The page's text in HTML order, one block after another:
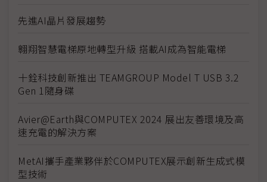
先進AI晶片發展趨勢
翱翔智慧電梯原地轉型升級 搭載AI成為智能電梯
十銓科技創新推出 TEAMGROUP Model T USB 3.2
Gen 1隨身碟
Avier@Earth與COMPUTEX 2024 展出友善環境及高
速充電的解決方案
MetAI攜手產業夥伴於COMPUTEX展示創新生成式模
型技術